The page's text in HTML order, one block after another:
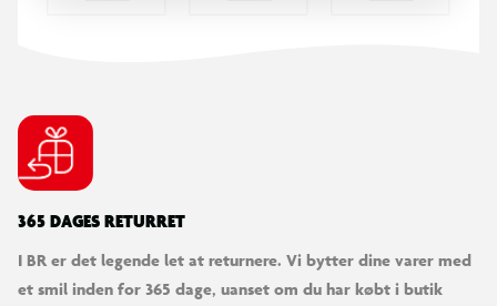
365 DAGES RETURRET
I BR er det legende let at returnere. Vi bytter dine varer med
et smil inden for 365 dage, uanset om du har købt i butik